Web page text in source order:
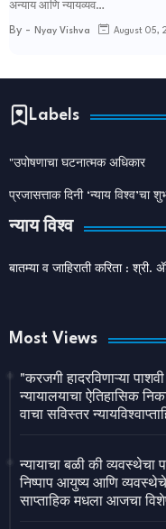
अन्याय आणि न्यायव्यव…
By - Nyay Vishva August 05,
Labels
"उपोषणाचा घटनात्मक अधिकार
प्रजासत्ताक दिनी ‘न्याय विश्व’चा
न्याय विश्व
बातम्या व जाहिराती करिता :
Most Views
"करजगी हादरविणाऱ्या
न्यायालयाचा ऐतिहासिक
वाचा सविस्तर
न्यायाचा बळी की व्यवस्थेचा
निष्पाप आयुष्य आणि
साप्ताहिक मधला आजचा